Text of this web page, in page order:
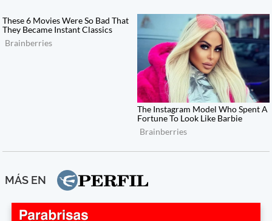
MÁS EN